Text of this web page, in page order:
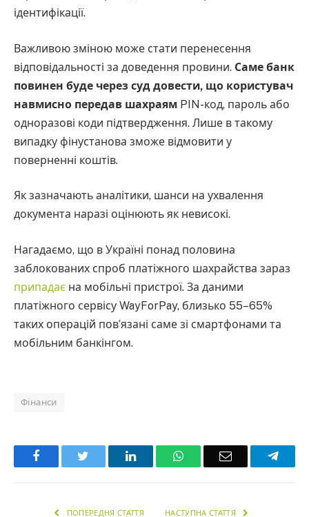
ідентифікації.
Важливою зміною може стати перенесення
відповідальності за доведення провини. Саме банк
повинен буде через суд довести, що користувач
навмисно передав шахраям PIN-код, пароль або
одноразові коди підтвердження. Лише в такому
випадку фінустанова зможе відмовити у
поверненні коштів.
Як зазначають аналітики, шанси на ухвалення
документа наразі оцінюють як невисокі.
Нагадаємо, що в Україні понад половина
заблокованих спроб платіжного шахрайства зараз
припадає на мобільні пристрої. За даними
платіжного сервісу WayForPay, близько 55–65%
таких операцій пов’язані саме зі смартфонами та
мобільним банкінгом.
Фінанси
Facebook LinkedInWhatsAppEmail
ПОПЕРЕДНЯ СТАТТЯ НАСТУПНА СТАТТЯ